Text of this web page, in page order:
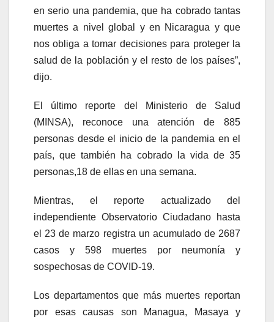
en serio una pandemia, que ha cobrado tantas
muertes a nivel global y en Nicaragua y que
nos obliga a tomar decisiones para proteger la
salud de la población y el resto de los países”,
dijo.
El último reporte del Ministerio de Salud
(MINSA), reconoce una atención de 885
personas desde el inicio de la pandemia en el
país, que también ha cobrado la vida de 35
personas,18 de ellas en una semana.
Mientras, el reporte actualizado del
independiente Observatorio Ciudadano hasta
el 23 de marzo registra un acumulado de 2687
casos y 598 muertes por neumonía y
sospechosas de COVID-19.
Los departamentos que más muertes reportan
por esas causas son Managua, Masaya y